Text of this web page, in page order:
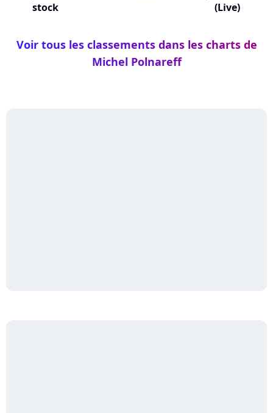
stock
(Live)
Voir tous les classements dans les charts de
Michel Polnareff